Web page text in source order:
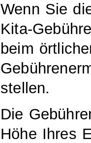
Wenn Sie
Kita-
beim
stellen.
Die
Höhe Ihres